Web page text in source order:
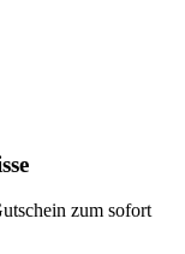
zum sofort